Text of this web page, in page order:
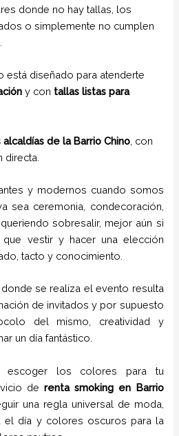
donde no hay tallas, los
o simplemente no cumplen
está diseñado para atenderte
y con tallas listas para
alcaldías de la Barrio Chino , con
directa.
y modernos cuando somos
sea ceremonia, condecoración,
sobresalir, mejor aún si
vestir y hacer una elección
tacto y conocimiento.
se realiza el evento resulta
de invitados y por supuesto
del mismo, creatividad y
un día fantástico.
escoger los colores para tu
derenta smoking en Barrio
una regla universal de moda,
el día y colores oscuros para la